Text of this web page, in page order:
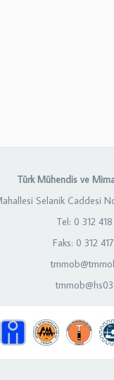
Türk Mühendis ve
Selanik Caddesi
Tel: 0 312
Faks: 0 312